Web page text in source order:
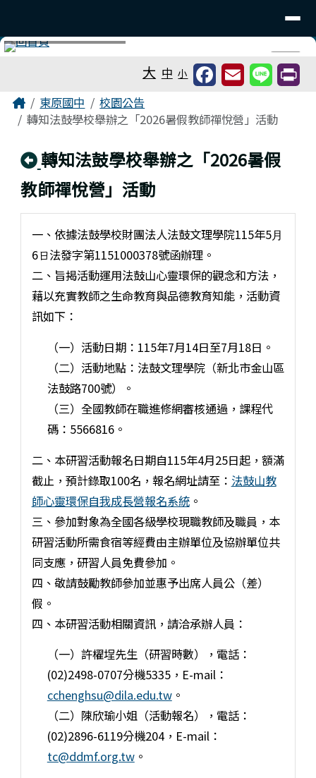
⏸
大 中 小
主內容區域
Home東原國中
校園公告
轉知法鼓學校舉辦之「2026暑假教師禪悅營」活動
回上頁
轉知法鼓學校舉辦之「2026暑假
教師禪悅營」活動
一、依據法鼓學校財團法⼈法鼓文理學院115年5⽉
6⽇法發字第1151000378號函辦理。
二、旨揭活動運用法鼓山心靈環保的觀念和方法，
藉以充實教師之生命教育與品德教育知能，活動資
訊如下：
（一）活動日期：115年7月14日至7月18日。
（二）活動地點：法鼓文理學院（新北市金山區
法鼓路700號）。
（三）全國教師在職進修網審核通過，課程代
碼：5566816。
二、本研習活動報名日期自115年4月25日起，額滿
截止，預計錄取100名，報名網址請至： 法鼓山教
師心靈環保自我成長營報名系統。
三、參加對象為全國各級學校現職教師及職員，本
研習活動所需食宿等經費由主辦單位及協辦單位共
同支應，研習人員免費參加。
四、敬請鼓勵教師參加並惠予出席人員公（差）
假。
四、本研習活動相關資訊，請洽承辦人員：
（一）許櫂埕先生（研習時數），電話：
(02)2498-0707分機5335，E-mail：
cchenghsu@dila.edu.tw。
（二）陳欣瑜小姐（活動報名），電話：
(02)2896-6119分機204，E-mail：
tc@ddmf.org.tw。
頁尾區域